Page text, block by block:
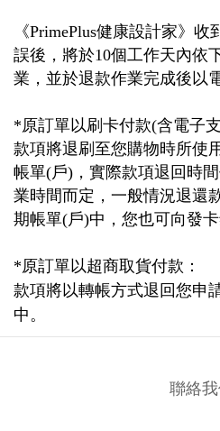
《PrimePlus健康設計家》收
誤後，將於10個工作天內依
業，並於退款作業完成後以
*原訂單以刷卡付款(含電子
款項將退刷至您購物時所使
帳單(戶) ，實際款項退回時
業時間而定，一般情況退還
期帳單(戶)中，您也可向發卡
*原訂單以超商取貨付款：
款項將以轉帳方式退回您申
中。
聯絡